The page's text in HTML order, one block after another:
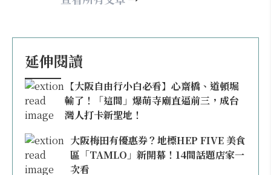
延伸閱讀
【大阪自由行小白必看】心齋橋、道頓堀
輸了！「這間」爆萌寺廟直逼前三，成台
灣人打卡新聖地！
大阪梅田有優惠券？地標HEP FIVE 美食
區「TAMLO」新開幕！14間話題店家一
次看